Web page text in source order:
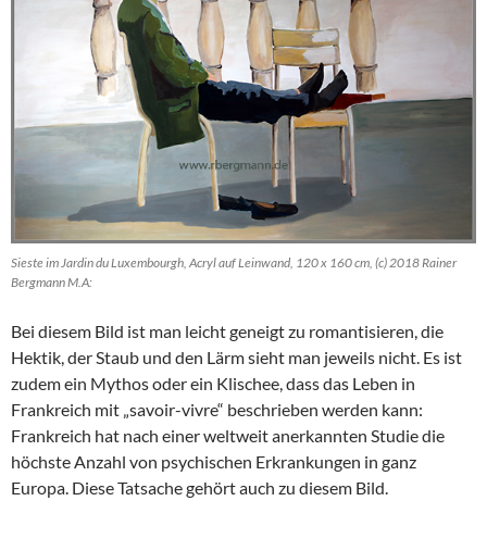
Sieste im Jardin du Luxembourgh, Acryl auf Leinwand, 120 x 160 cm, (c) 2018 Rainer
Bergmann M.A:
Bei diesem Bild ist man leicht geneigt zu romantisieren, die
Hektik, der Staub und den Lärm sieht man jeweils nicht. Es ist
zudem ein Mythos oder ein Klischee, dass das Leben in
Frankreich mit „savoir-vivre“ beschrieben werden kann:
Frankreich hat nach einer weltweit anerkannten Studie die
höchste Anzahl von psychischen Erkrankungen in ganz
Europa. Diese Tatsache gehört auch zu diesem Bild.